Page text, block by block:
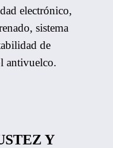
electrónico,
sistema
de
antivuelco.
Y